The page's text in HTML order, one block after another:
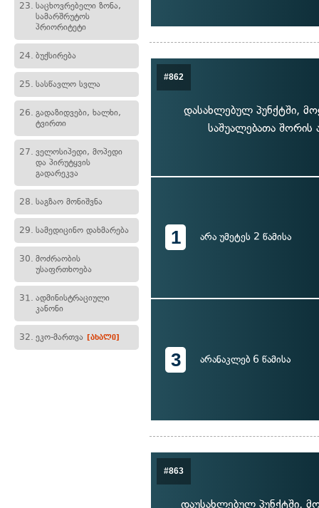
23. საცხოვრებელი ზონა,
სამარშრუტოს
პრიორიტეტი
24. ბუქსირება
25. სასწავლო სვლა
26. გადაზიდვები, ხალხი,
ტვირთი
27. ველოსიპედი, მოპედი
და პირუტყვის
გადარეკვა
28. საგზაო მონიშვნა
29. სამედიცინო დახმარება
30. მოძრაობის
უსაფრთხოება
31. ადმინისტრაციული
კანონი
32. ეკო-მართვა [ახალი]
#862
დასახლებულ პუნქტში,
საშუალებათა
1 არა უმეტეს 2 წამისა
3 არანაკლებ 6 წამისა
#863
დაუსახლებულ პუნქტში,